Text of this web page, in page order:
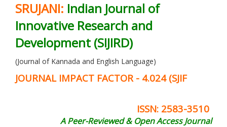
SRUJANI: Indian Journal of
Innovative Research and
Development (SIJIRD)
(Journal of Kannada and English Language)
JOURNAL IMPACT FACTOR - 4.024 (SJIF
ISSN: 2583-3510
A Peer-Reviewed & Open Access Journal